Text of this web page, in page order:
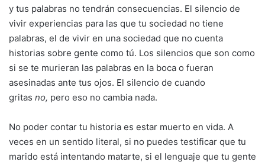
y tus palabras no tendrán consecuencias. El silencio de
vivir experiencias para las que tu sociedad no tiene
palabras, el de vivir en una sociedad que no cuenta
historias sobre gente como tú. Los silencios que son como
si se te murieran las palabras en la boca o fueran
asesinadas ante tus ojos. El silencio de cuando
gritas no, pero eso no cambia nada.
No poder contar tu historia es estar muerto en vida. A
veces en un sentido literal, si no puedes testificar que tu
marido está intentando matarte, si el lenguaje que tu gente